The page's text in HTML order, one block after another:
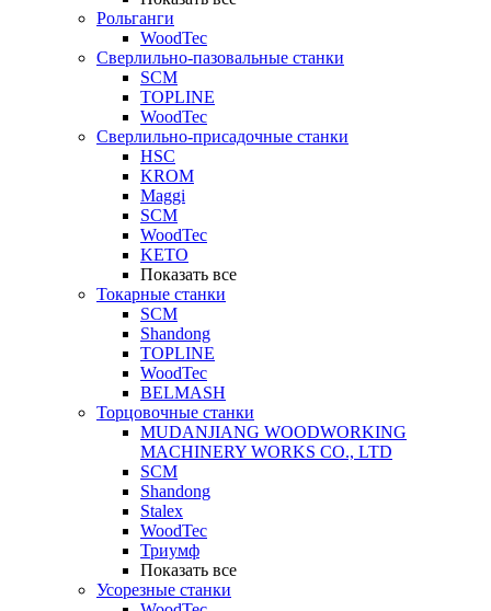
Рольганги
WoodTec
Сверлильно-пазовальные станки
SCM
TOPLINE
WoodTec
Сверлильно-присадочные станки
HSC
KROM
Maggi
SCM
WoodTec
KETO
Показать все
Токарные станки
SCM
Shandong
TOPLINE
WoodTec
BELMASH
Торцовочные станки
MUDANJIANG WOODWORKING
MACHINERY WORKS CO., LTD
SCM
Shandong
Stalex
WoodTec
Триумф
Показать все
Усорезные станки